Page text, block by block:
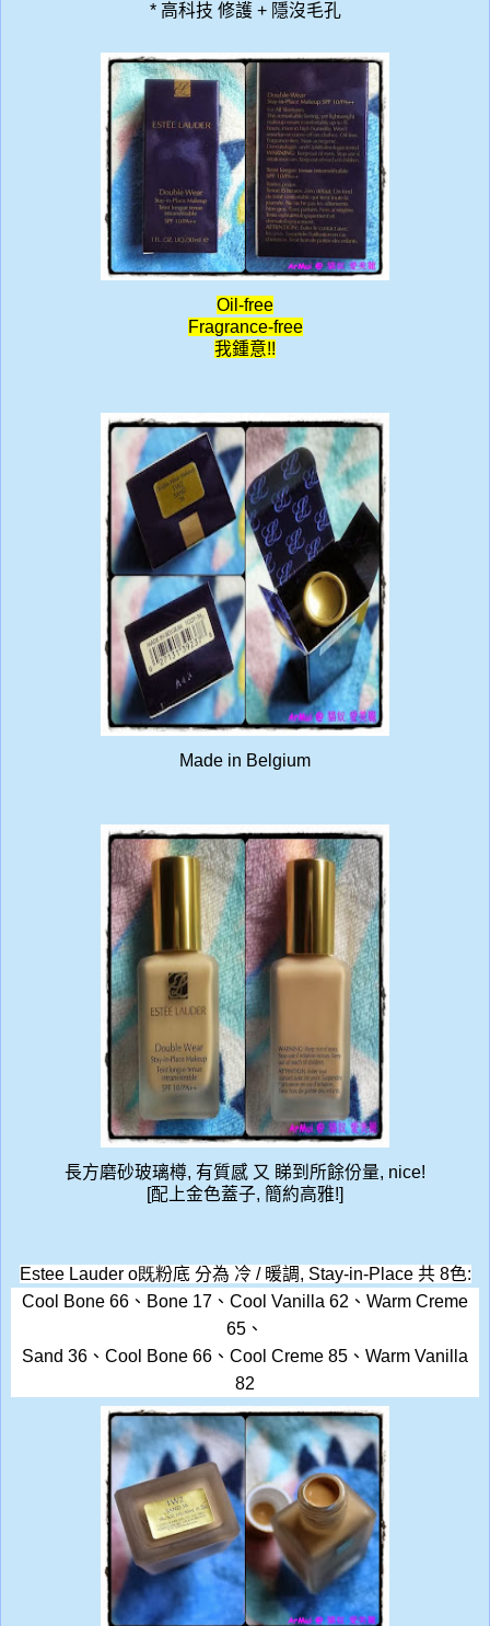
* 高科技 修護 + 隱沒毛孔
Oil-free
Fragrance-free
我鍾意!!
Made in Belgium
長方磨砂玻璃樽, 有質感 又 睇到所餘份量, nice!
[配上金色蓋子, 簡約高雅!]
Estee Lauder o既粉底 分為 冷 / 暖調, Stay-in-Place 共 8色:
Cool Bone 66 、 Bone 17 、 Cool Vanilla 62 、 Warm Creme
65 、
Sand 36 、 Cool Bone 66 、 Cool Creme 85 、 Warm Vanilla
82